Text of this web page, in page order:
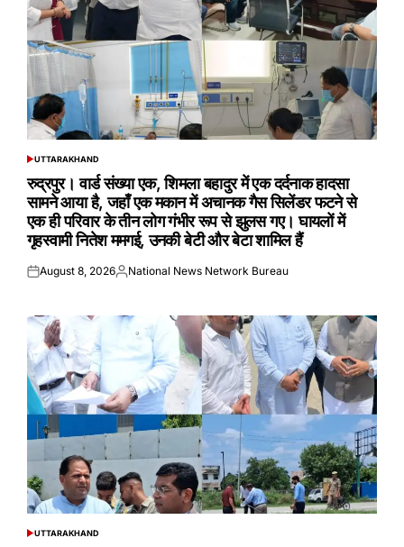
POSTED
UTTARAKHAND
रुद्रपुर। वार्ड संख्या एक, शिमला बहादुर में एक दर्दनाक हादसा
सामने आया है, जहाँ एक मकान में अचानक गैस सिलेंडर फटने से
एक ही परिवार के तीन लोग गंभीर रूप से झुलस गए। घायलों में
गृहस्वामी नितेश ममगई, उनकी बेटी और बेटा शामिल हैं
Posted
August 8, 2026Posted
National News Network Bureau
POSTED
UTTARAKHAND